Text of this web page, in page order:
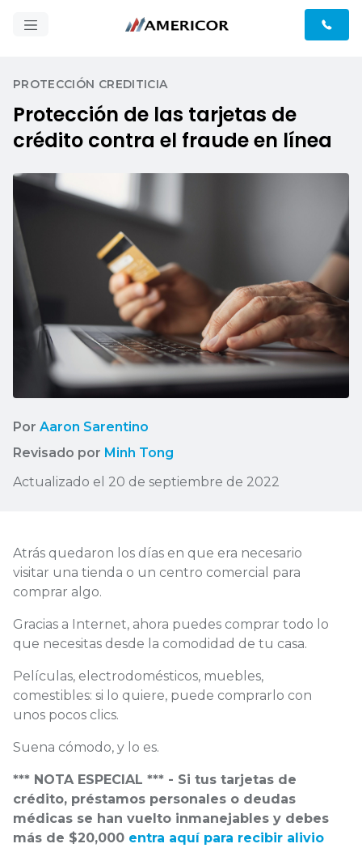
PROTECCIÓN CREDITICIA
Protección de las tarjetas de
crédito contra el fraude en línea
Por Aaron Sarentino
Revisado por Minh Tong
Actualizado el 20 de septiembre de 2022
Atrás quedaron los días en que era necesario
visitar una tienda o un centro comercial para
comprar algo.
Gracias a Internet, ahora puedes comprar todo lo
que necesitas desde la comodidad de tu casa.
Películas, electrodomésticos, muebles,
comestibles: si lo quiere, puede comprarlo con
unos pocos clics.
Suena cómodo, y lo es.
*** NOTA ESPECIAL *** - Si tus tarjetas de
crédito, préstamos personales o deudas
médicas se han vuelto inmanejables y debes
más de $20,000 entra aquí para recibir alivio